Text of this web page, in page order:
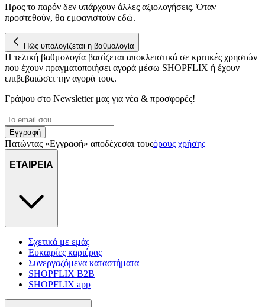
Προς το παρόν δεν υπάρχουν άλλες αξιολογήσεις. Όταν
προστεθούν, θα εμφανιστούν εδώ.
Πώς υπολογίζεται η βαθμολογία
Η τελική βαθμολογία βασίζεται αποκλειστικά σε κριτικές χρηστών
που έχουν πραγματοποιήσει αγορά μέσω SHOPFLIX ή έχουν
επιβεβαιώσει την αγορά τους.
Γράψου στο Νewsletter μας για νέα & προσφορές!
Εγγραφή
Πατώντας «Εγγραφή» αποδέχεσαι τουςόρους χρήσης
ΕΤΑΙΡΕΙΑ
Σχετικά με εμάς
Ευκαιρίες καριέρας
Συνεργαζόμενα καταστήματα
SHOPFLIX B2B
SHOPFLIX app